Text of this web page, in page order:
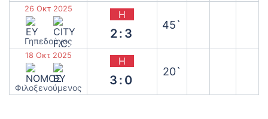
26 Οκτ 2025
Γηπεδούχος
Η
2:3
45`
18 Οκτ 2025
‫Φιλοξενούμενος
Η
3:0
20`